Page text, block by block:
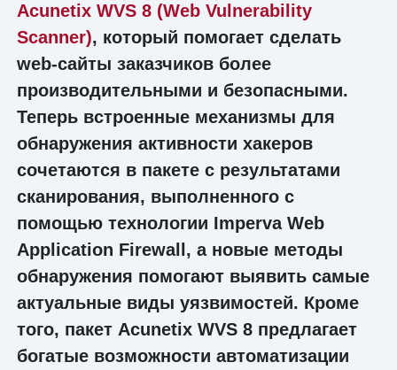
Acunetix WVS 8 (Web Vulnerability
Scanner), который помогает сделать
web-сайты заказчиков более
производительными и безопасными.
Теперь встроенные механизмы для
обнаружения активности хакеров
сочетаются в пакете с результатами
сканирования, выполненного с
помощью технологии Imperva Web
Application Firewall, а новые методы
обнаружения помогают выявить самые
актуальные виды уязвимостей. Кроме
того, пакет Acunetix WVS 8 предлагает
богатые возможности автоматизации